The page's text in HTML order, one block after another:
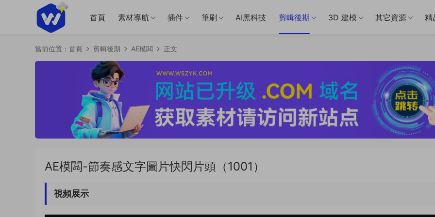
首頁 素材導航 插件 筆刷 AI黑科技 剪輯後期 3D 建模 其它資源 精
當前位置： 首頁 剪輯後期 AE模闆 正文
AE模闆-節奏感文字圖片快閃片頭（1001）
視頻展示